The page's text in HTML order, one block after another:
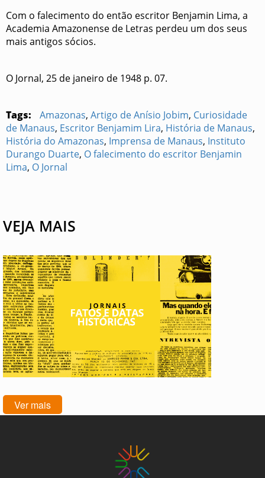
Com o falecimento do então escritor Benjamin Lima, a
Academia Amazonense de Letras perdeu um dos seus
mais antigos sócios.
O Jornal, 25 de janeiro de 1948 p. 07.
Tags: Amazonas, Artigo de Anísio Jobim, Curiosidade
de Manaus, Escritor Benjamim Lira, História de Manaus,
História do Amazonas, Imprensa de Manaus, Instituto
Durango Duarte, O falecimento do escritor Benjamin
Lima, O Jornal
VEJA MAIS
Ver mais